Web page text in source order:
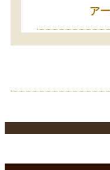
ア